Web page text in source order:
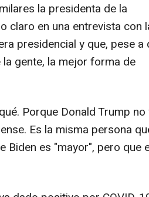
la presidenta de la
claro en una entrevista con
presidencial y que, pese a
gente, la mejor forma de
Porque Donald Trump no
Es la misma persona
Biden es "mayor", pero que